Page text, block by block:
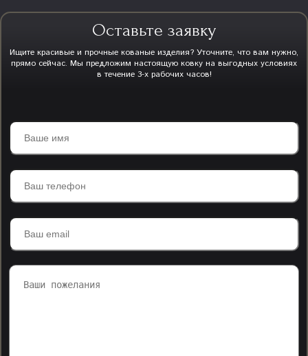
Оставьте заявку
Ищите красивые и прочные кованые изделия? Уточните, что вам нужно,
прямо сейчас. Мы предложим настоящую ковку на выгодных условиях
в течение 3-х рабочих часов!